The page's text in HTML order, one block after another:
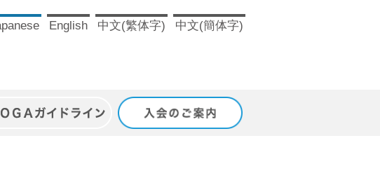
English 中文(繁体字) 中文(簡体字)
ガイドライン 入会のご案内